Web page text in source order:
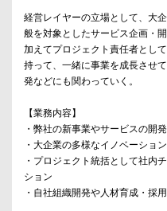
経営レイヤーの立場として、大
般を対象としたサービス企画・
加えてプロジェクト責任者とし
持って、一緒に事業を成長させ
発などにも関わっていく。
【業務内容】
・弊社の新事業やサービスの開
・大企業の多様なイノベーショ
・プロジェクト統括として社内
ション
・自社組織開発や人材育成・採用